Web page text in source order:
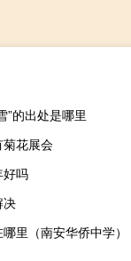
”的出处是哪里
花展会
好吗
决
里（南安华侨中学）